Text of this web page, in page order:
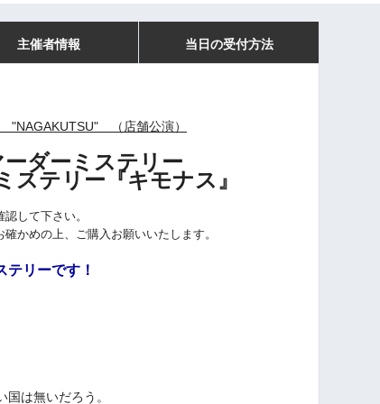
主催者情報 当日の受付方法
"NAGAKUTSU" （店舗公演）
ダーミステリー
ステリー『キモナス』
して下さい。
確かめの上、ご購入お願いいたします。
テリーです！
は無いだろう。